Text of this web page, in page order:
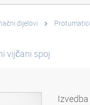
dijelovi
vijčani spoj
Izvedba